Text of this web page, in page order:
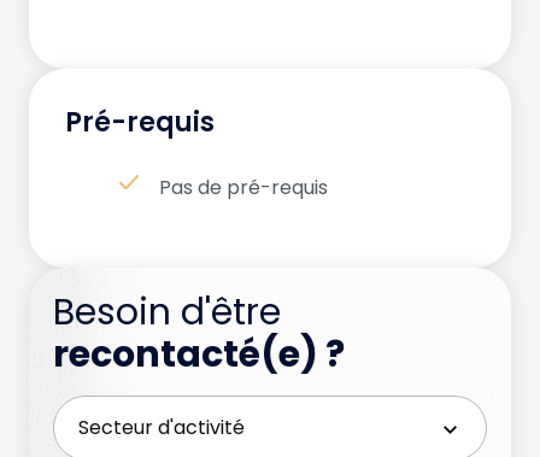
Pré-requis
Pas de pré-requis
Besoin d'être
recontacté(e) ?